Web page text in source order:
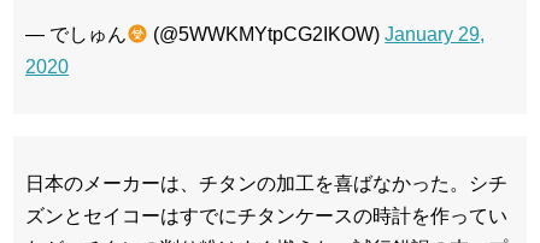
— でしゅん (@5WWKMYtpCG2IKOW)January 29,
2020
日本のメーカーは、チタンの加工を喜ばなかった。シチ
ズンとセイコーはすでにチタンケースの時計を作ってい